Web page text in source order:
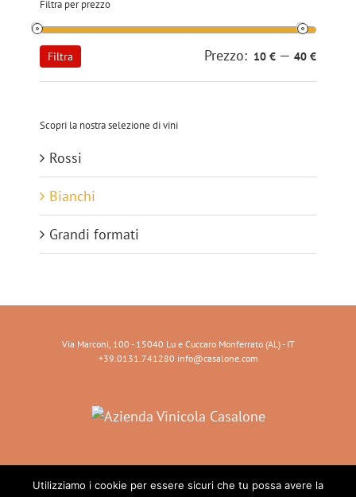
Filtra per prezzo
Prezzo
Min
Prezzo
Max
Filtra Prezzo: 10 € — 40 €
Scopri la nostra selezione di vini
Rossi
Bianchi
Grandi formati
Via Marconi, 100 - 15040 Lu e Cuccaro Monferrato (AL) - IT
+39.0131.741280 info@casalone.com
follow us
Utilizziamo i cookie per essere sicuri che tu possa avere la